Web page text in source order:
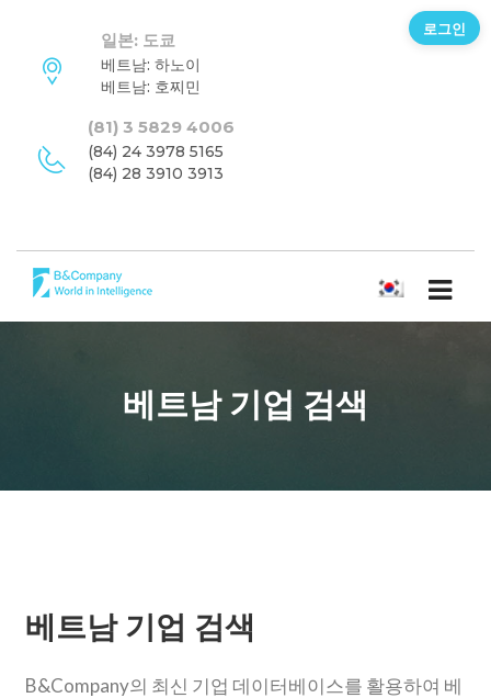
일본: 도쿄
베트남: 하노이
베트남: 호찌민
(81) 3 5829 4006
(84) 24 3978 5165
(84) 28 3910 3913
한국어
베트남 기업 검색
베트남 기업 검색
B&Company의 최신 기업 데이터베이스를 활용하여 베
로그인